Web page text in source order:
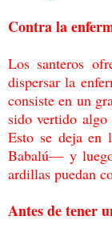
Contra la
Los santeros
dispersar la
consiste en un
sidovertido algo
Esto se deja en
Babalú— y
ardillas puedan
Antes de tener